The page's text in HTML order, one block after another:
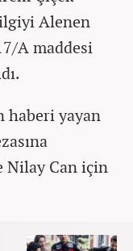
Alenen
A maddesi
haberi yayan
Nilay Can için